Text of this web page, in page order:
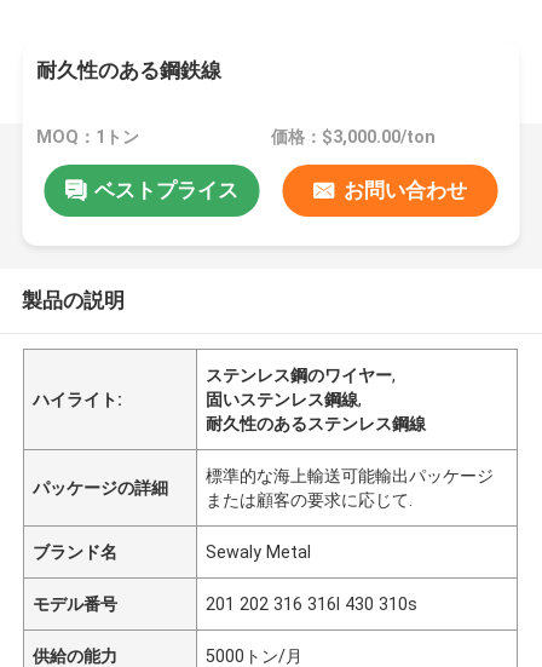
耐久性のある鋼鉄線
MOQ：1トン 価格：$3,000.00/ton
ベストプライス お問い合わせ
製品の説明
ハイライト:
ステンレス鋼のワイヤー,
固いステンレス鋼線,
耐久性のあるステンレス鋼線
パッケージの詳細
標準的な海上輸送可能輸出パッケージ
または顧客の要求に応じて.
ブランド名 Sewaly Metal
モデル番号 201 202 316 316l 430 310s
供給の能力 5000トン/月